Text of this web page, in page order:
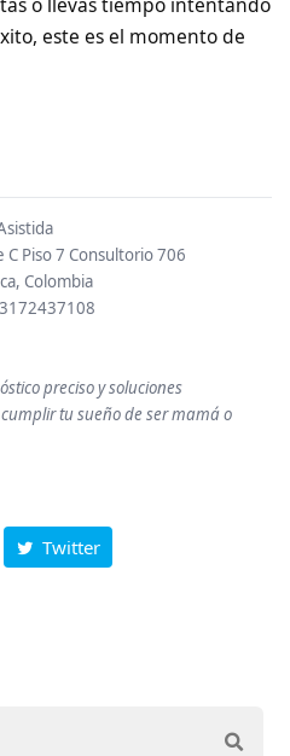
este es el momento de
C Piso 7 Consultorio 706
Colombia
preciso y soluciones
tu sueño de ser mamá o
Twitter